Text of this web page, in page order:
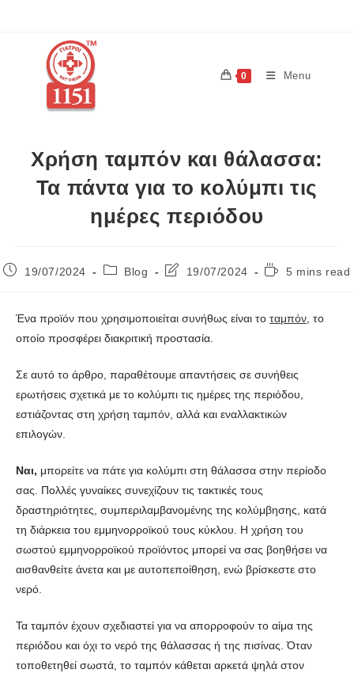
0 Menu
Χρήση ταμπόν και θάλασσα:
Τα πάντα για το κολύμπι τις
ημέρες περιόδου
19/07/2024 Blog 19/07/2024 5 mins read
Ένα προϊόν που χρησιμοποιείται συνήθως είναι το ταμπόν , το
οποίο προσφέρει διακριτική προστασία.
Σε αυτό το άρθρο, παραθέτουμε απαντήσεις σε συνήθεις
ερωτήσεις σχετικά με το κολύμπι τις ημέρες της περιόδου,
εστιάζοντας στη χρήση ταμπόν, αλλά και εναλλακτικών
επιλογών.
Ναι, μπορείτε να πάτε για κολύμπι στη θάλασσα στην περίοδο
σας. Πολλές γυναίκες συνεχίζουν τις τακτικές τους
δραστηριότητες, συμπεριλαμβανομένης της κολύμβησης, κατά
τη διάρκεια του εμμηνορροϊκού τους κύκλου. Η χρήση του
σωστού εμμηνορροϊκού προϊόντος μπορεί να σας βοηθήσει να
αισθανθείτε άνετα και με αυτοπεποίθηση, ενώ βρίσκεστε στο
νερό.
Τα ταμπόν έχουν σχεδιαστεί για να απορροφούν το αίμα της
περιόδου και όχι το νερό της θάλασσας ή της πισίνας. Όταν
τοποθετηθεί σωστά, το ταμπόν κάθεται αρκετά ψηλά στον